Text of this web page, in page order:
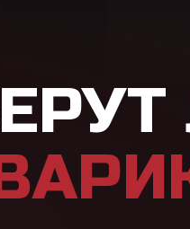
освобождает не
В и что